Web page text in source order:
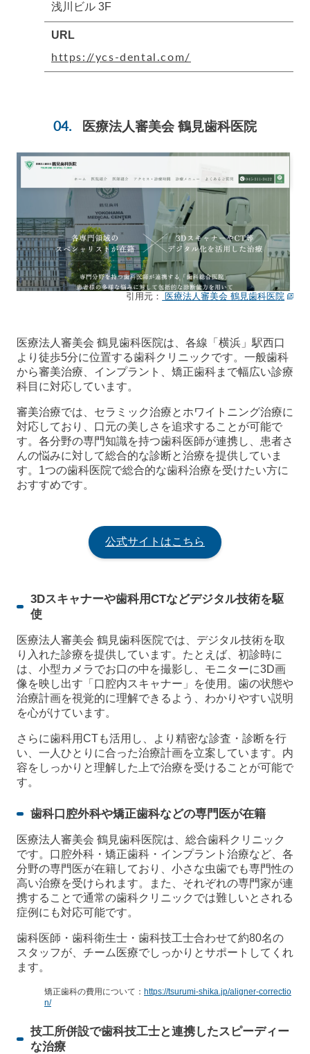
浅川ビル 3F
URL
https://ycs-dental.com/
医療法人審美会 鶴見歯科医院
引用元： 医療法人審美会 鶴見歯科医院
医療法人審美会 鶴見歯科医院は、各線「横浜」駅西口
より徒歩5分に位置する歯科クリニックです。一般歯科
から審美治療、インプラント、矯正歯科まで幅広い診療
科目に対応しています。
審美治療では、セラミック治療とホワイトニング治療に
対応しており、口元の美しさを追求することが可能で
す。各分野の専門知識を持つ歯科医師が連携し、患者さ
んの悩みに対して総合的な診断と治療を提供していま
す。1つの歯科医院で総合的な歯科治療を受けたい方に
おすすめです。
公式サイトはこちら
3Dスキャナーや歯科用CTなどデジタル技術を駆
使
医療法人審美会 鶴見歯科医院では、デジタル技術を取
り入れた診療を提供しています。たとえば、初診時に
は、小型カメラでお口の中を撮影し、モニターに3D画
像を映し出す「口腔内スキャナー」を使用。歯の状態や
治療計画を視覚的に理解できるよう、わかりやすい説明
を心がけています。
さらに歯科用CTも活用し、より精密な診査・診断を行
い、一人ひとりに合った治療計画を立案しています。内
容をしっかりと理解した上で治療を受けることが可能で
す。
歯科口腔外科や矯正歯科などの専門医が在籍
医療法人審美会 鶴見歯科医院は、総合歯科クリニック
です。口腔外科・矯正歯科・インプラント治療など、各
分野の専門医が在籍しており、小さな虫歯でも専門性の
高い治療を受けられます。また、それぞれの専門家が連
携することで通常の歯科クリニックでは難しいとされる
症例にも対応可能です。
歯科医師・歯科衛生士・歯科技工士合わせて約80名の
スタッフが、チーム医療でしっかりとサポートしてくれ
ます。
矯正歯科の費用について： https://tsurumi-shika.jp/aligner-correctio
n/
技工所併設で歯科技工士と連携したスピーディー
な治療